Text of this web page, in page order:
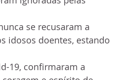
se recusaram a
idosos doentes, estando
19, confirmaram a